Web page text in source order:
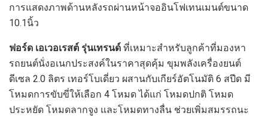
การแสดงภาพด้านหลังรถผ่านหน้าจออินโฟเทนเมนต์ขนาด
10.1นิ้ว
ฟอร์ด เอเวอเรสต์ รุ่นเทรนด์ ที่เหมาะสำหรับลูกค้าที่มองหา
รถยนต์นั่งอเนกประสงค์ในราคาสุดคุ้ม ขุมพลังเครื่องยนต์
ดีเซล 2.0 ลิตร เทอร์โบเดี่ยว ผสานกับเกียร์อัตโนมัติ 6 สปีด มี
โหมดการขับขี่ให้เลือก 4 โหมด ได้แก่ โหมดปกติ โหมด
ประหยัด โหมดลากจูง และโหมดทางลื่น ช่วยเพิ่มสมรรถนะ